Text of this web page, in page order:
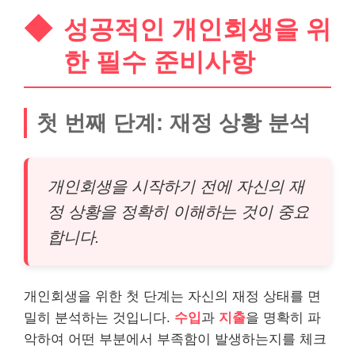
성공적인 개인회생을 위
한 필수 준비사항
첫 번째 단계: 재정 상황 분석
개인회생을 시작하기 전에 자신의 재
정 상황을 정확히 이해하는 것이 중요
합니다.
개인회생을 위한 첫 단계는 자신의 재정 상태를 면
밀히 분석하는 것입니다. 수입과 지출을 명확히 파
악하여 어떤 부분에서 부족함이 발생하는지를 체크